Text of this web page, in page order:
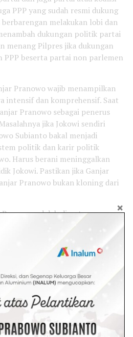
PPP yang sudah resmi dukung
melakukan lobi dan
dukungan politik partai
menang Pilpres jika dukungan
PPP beserta partai non parlemen
Pranowo wajib menampilkan
intensif dan komprehensif. Saat
Pranowo sebagai penerus
jika Jokowi sendiri
Subianto bakal menjadi
politik dan karir politik
Harus berani meninggalkan
Jokowi. Pastikan jika Ganjar
Pranowo bukan kloning dari
adalah disaat semua
Ganjar Pranowo justru
ketendang dalam proses
bisa terjadi dan bisa juga
politik sendiri atau sebuah
Bahaya didepan mata jika
yang menurunkan
capres. Kesengajaan membatasi
Ganjar Pranowo dalam